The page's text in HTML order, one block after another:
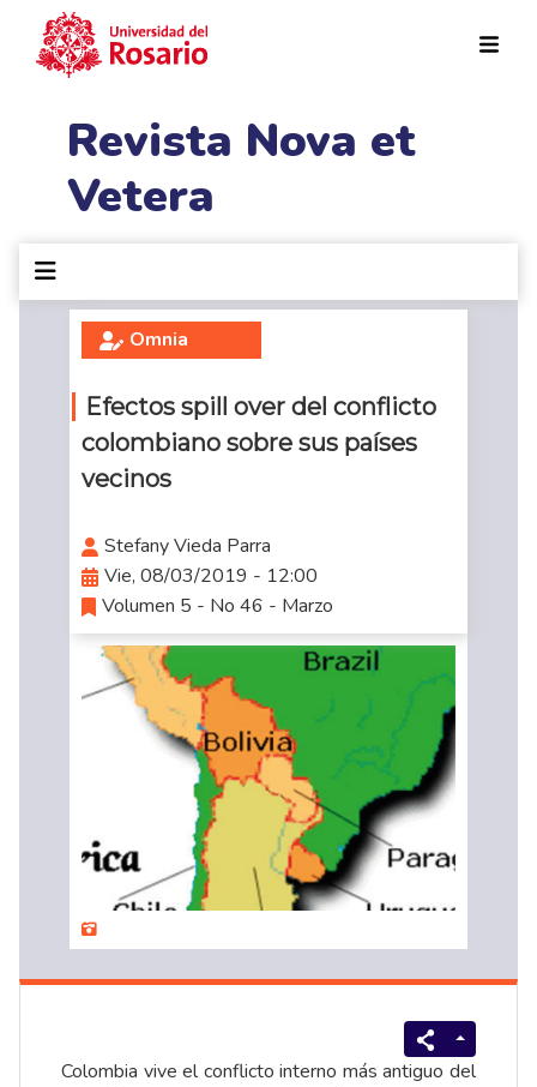
Revista Nova et
Vetera
Omnia
Efectos spill over del conflicto
colombiano sobre sus países
vecinos
Stefany Vieda Parra
Vie, 08/03/2019 - 12:00
Volumen 5 - No 46 - Marzo
Colombia vive el conflicto interno más antiguo del